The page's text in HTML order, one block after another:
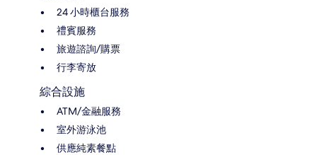
24 小時櫃台服務
禮賓服務
旅遊諮詢/購票
行李寄放
綜合設施
ATM/金融服務
室外游泳池
供應純素餐點